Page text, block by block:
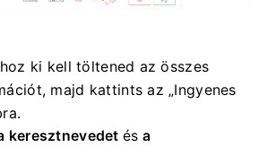
ki kell töltened az összes
majd kattints az „Ingyenes
keresztnevedet és a